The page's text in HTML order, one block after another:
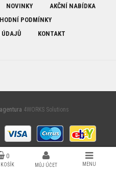
0
KOŠÍK MŮJ ÚČET MENU
NOVINKY
AKČNÍ NABÍDKA
PODMÍNKY
ÚDAJŮ
KONTAKT
4WORKS Solutions